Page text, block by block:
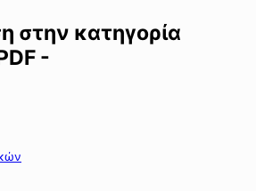
στην κατηγορία
-